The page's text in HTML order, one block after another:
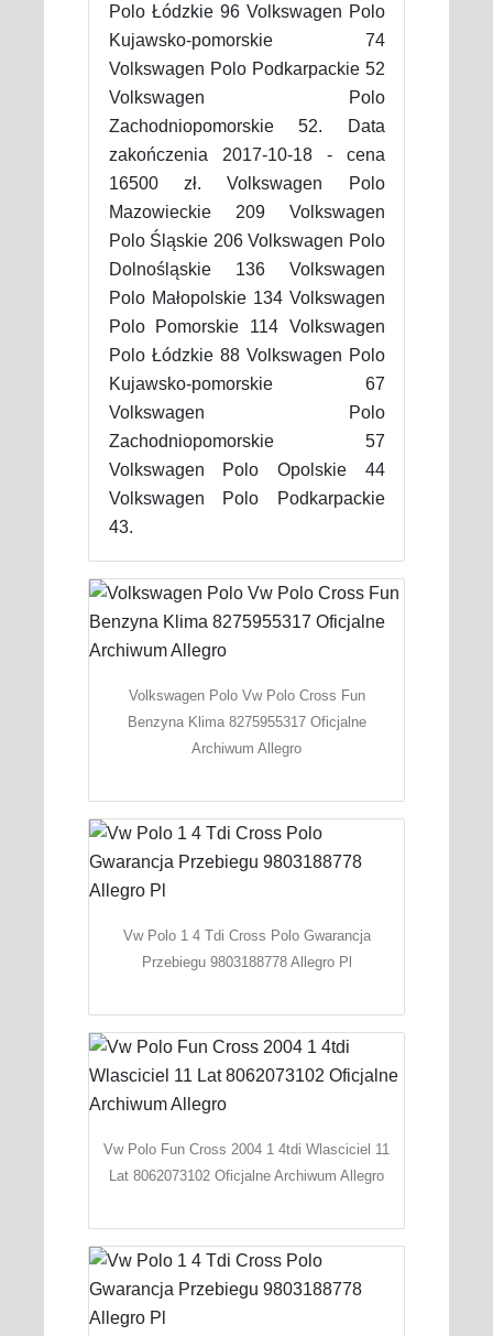
Polo Łódzkie 96 Volkswagen Polo
Kujawsko-pomorskie 74
Volkswagen Polo Podkarpackie 52
Volkswagen Polo
Zachodniopomorskie 52. Data
zakończenia 2017-10-18 - cena
16500 zł. Volkswagen Polo
Mazowieckie 209 Volkswagen
Polo Śląskie 206 Volkswagen Polo
Dolnośląskie 136 Volkswagen
Polo Małopolskie 134 Volkswagen
Polo Pomorskie 114 Volkswagen
Polo Łódzkie 88 Volkswagen Polo
Kujawsko-pomorskie 67
Volkswagen Polo
Zachodniopomorskie 57
Volkswagen Polo Opolskie 44
Volkswagen Polo Podkarpackie
43.
Volkswagen Polo Vw Polo Cross Fun
Benzyna Klima 8275955317 Oficjalne
Archiwum Allegro
Vw Polo 1 4 Tdi Cross Polo Gwarancja
Przebiegu 9803188778 Allegro Pl
Vw Polo Fun Cross 2004 1 4tdi Wlasciciel 11
Lat 8062073102 Oficjalne Archiwum Allegro